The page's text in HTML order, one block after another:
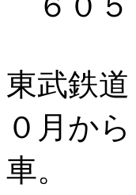
東武鉄
０月か
車。